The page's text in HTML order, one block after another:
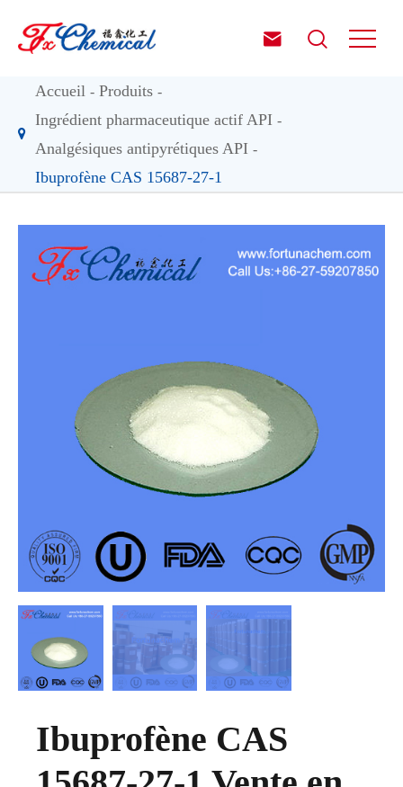
 
Accueil
Produits
Ingrédient pharmaceutique actif API
Analgésiques antipyrétiques API
Ibuprofène CAS 15687-27-1
Ibuprofène CAS